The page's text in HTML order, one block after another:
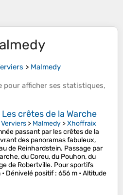
> Malmedy
pour afficher ses statistiques,
crêtes de la Warche
Verviers > Malmedy >Xhoffraix
passant par les crêtes de la
des panoramas fabuleux,
de Reinhardstein. Passage par
du Coreu, du Pouhon, du
de Robertville. Pour sportifs
Dénivelé positif: 656 m •Altitude